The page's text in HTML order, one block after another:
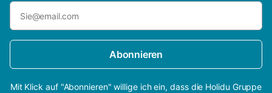
Abonnieren
Mit Klick auf "Abonnieren" willige ich ein, dass die Holidu Gruppe